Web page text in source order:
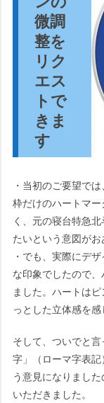
微調
整を
リク
エス
トで
きま
す
・当初のご要望で
枠だけのハートマ
く、元の寝台特急
たいという意図がお
・でも、実際にデ
な印象でしたので
ました。ハートは
っとした立体感を
そして、ついでと
字」（ローマ字表
う意見になりまし
いただきました。